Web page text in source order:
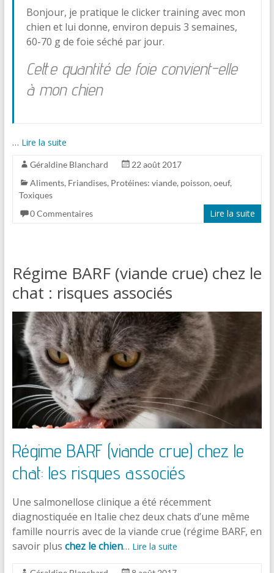
Bonjour, je pratique le clicker training avec mon
chien et lui donne, environ depuis 3 semaines,
60-70 g de foie séché par jour.
Cette quantité de foie convient-elle
à mon chien
… Lire la suite
Géraldine Blanchard
22 août 2017
Aliments, Friandises, Protéines: viande, poisson, oeuf,
Toxiques
0 Commentaires
Lire la suite
Régime BARF (viande crue) chez le
chat : risques associés
Régime BARF (viande crue) chez le
chat: les risques associés
Une salmonellose clinique a été récemment
diagnostiquée en Italie chez deux chats d’une même
famille nourris avec de la viande crue (régime BARF, en
savoir plus chez le chien… Lire la suite